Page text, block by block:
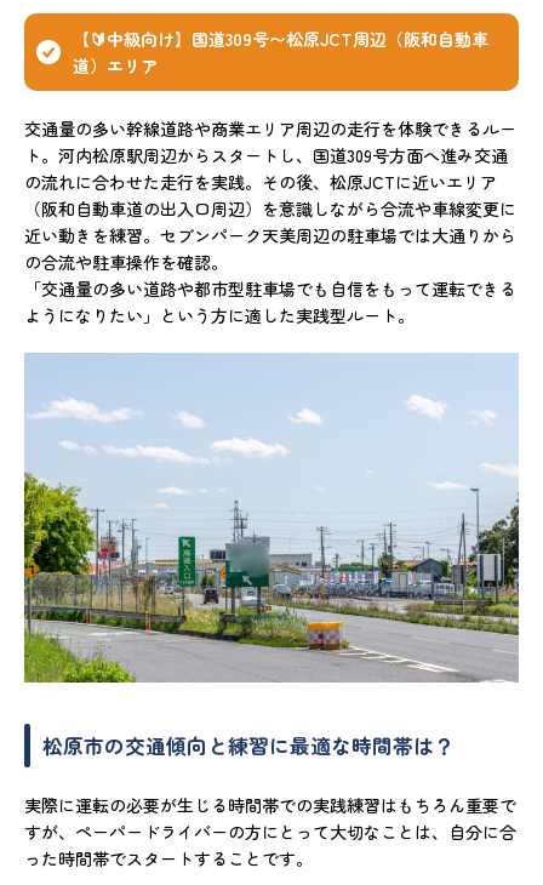
【🔰中級向け】国道309号〜松原JCT周辺（阪和自動車
道）エリア
交通量の多い幹線道路や商業エリア周辺の走行を体験できるルー
ト。河内松原駅周辺からスタートし、国道309号方面へ進み交通
の流れに合わせた走行を実践。その後、松原JCTに近いエリア
（阪和自動車道の出入口周辺）を意識しながら合流や車線変更に
近い動きを練習。セブンパーク天美周辺の駐車場では大通りから
の合流や駐車操作を確認。
「交通量の多い道路や都市型駐車場でも自信をもって運転できる
ようになりたい」という方に適した実践型ルート。
松原市の交通傾向と練習に最適な時間帯は？
実際に運転の必要が生じる時間帯での実践練習はもちろん重要で
すが、ペーパードライバーの方にとって大切なことは、自分に合
った時間帯でスタートすることです。